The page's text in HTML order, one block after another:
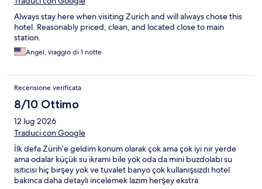
Always stay here when visiting Zurich and will always chose this
hotel. Reasonably priced, clean, and located close to main
station.
Angel, viaggio di 1 notte
Recensione verificata
8/10 Ottimo
12 lug 2026
Traduci con Google
İlk defa Zürih’e geldim konum olarak çok ama çok iyi nir yerde
ama odalar küçük su ikramı bile yok oda da mini buzdolabı su
ısıtıcısı hiç birşey yok ve tuvalet banyo çok kullanışsızdı hotel
bakınca daha detaylı incelemek lazım herşey ekstra